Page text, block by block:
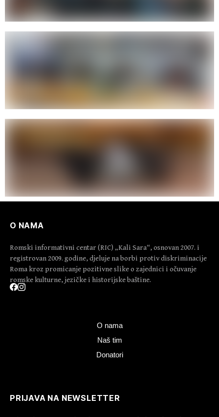
O NAMA
Romski informativni centar (RIC) „Kali Sara“, osnovan 2007. i
registrovan 2009. godine, djeluje na borbi protiv diskriminacije
Roma kroz promicanje pozitivne slike o zajednici i očuvanje
romske kulturne, jezičke i historijske baštine.
O nama
Naš tim
Donatori
PRIJAVA NA NEWSLETTER